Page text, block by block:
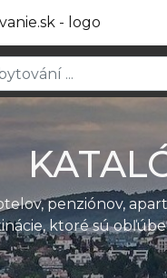
penziónov,
ktoré sú